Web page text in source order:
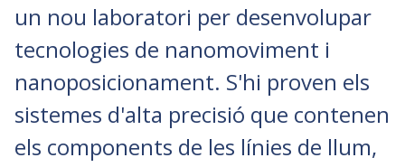
un nou laboratori per desenvolupar
tecnologies de nanomoviment i
nanoposicionament. S'hi proven els
sistemes d'alta precisió que contenen
els components de les línies de llum,